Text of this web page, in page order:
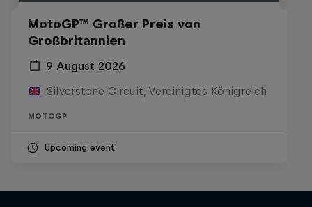
MotoGP™ Großer Preis von
Großbritannien
9 August 2026
Silverstone Circuit, Vereinigtes Königreich
MOTOGP
Upcoming event